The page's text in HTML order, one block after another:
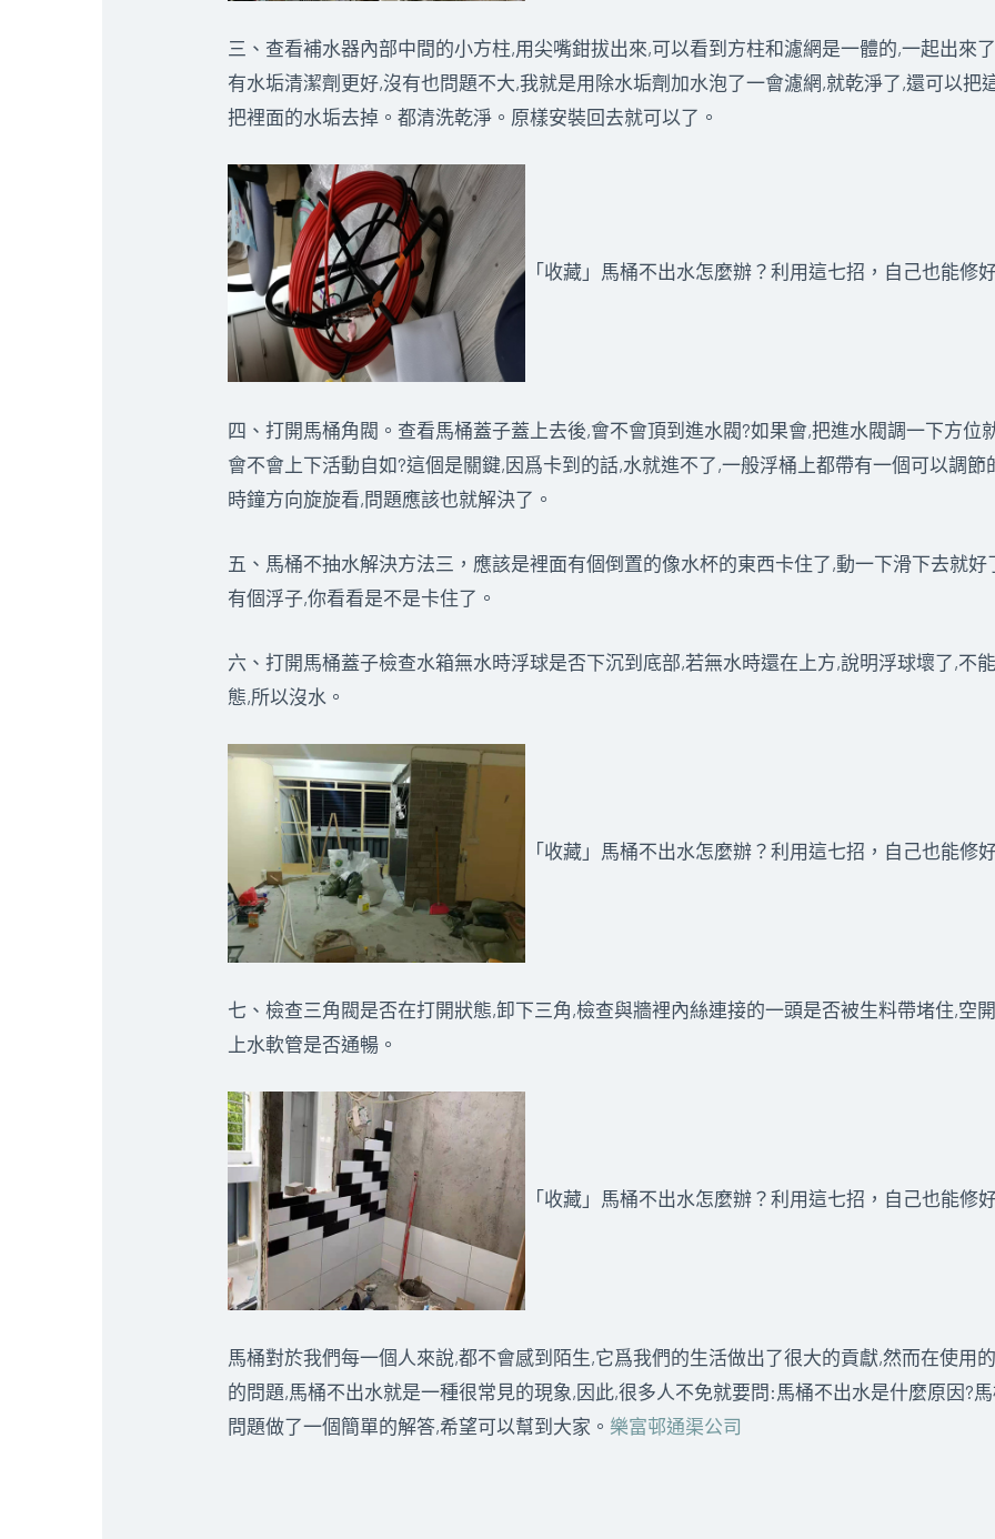
三、查看補水器內部中間的小方柱,用尖嘴鉗拔出來,可以看到方柱和濾網是一體的,一起出來
有水垢清潔劑更好,沒有也問題不大,我就是用除水垢劑加水泡了一會濾網,就乾淨了,還可以把
把裡面的水垢去掉。都清洗乾淨。原樣安裝回去就可以了。
「收藏」馬桶不出水怎麼辦？利用這七招，自己也能修
四、打開馬桶角閥。查看馬桶蓋子蓋上去後,會不會頂到進水閥?如果會,把進水閥調一下方位
會不會上下活動自如?這個是關鍵,因爲卡到的話,水就進不了,一般浮桶上都帶有一個可以調
時鐘方向旋旋看,問題應該也就解決了。
五、馬桶不抽水解決方法三，應該是裡面有個倒置的像水杯的東西卡住了,動一下滑下去就
有個浮子,你看看是不是卡住了。
六、打開馬桶蓋子檢查水箱無水時浮球是否下沉到底部,若無水時還在上方,說明浮球壞了,不
態,所以沒水。
「收藏」馬桶不出水怎麼辦？利用這七招，自己也能修
七、檢查三角閥是否在打開狀態,卸下三角,檢查與牆裡內絲連接的一頭是否被生料帶堵住,空
上水軟管是否通暢。
「收藏」馬桶不出水怎麼辦？利用這七招，自己也能修
馬桶對於我們每一個人來說,都不會感到陌生,它爲我們的生活做出了很大的貢獻,然而在使用
的問題,馬桶不出水就是一種很常見的現象,因此,很多人不免就要問:馬桶不出水是什麼原因?
問題做了一個簡單的解答,希望可以幫到大家。 樂富邨通渠公司